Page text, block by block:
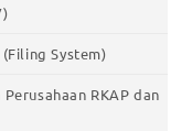
System)
RKAP dan